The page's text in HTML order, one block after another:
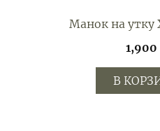
Манок на утку
1,900
В